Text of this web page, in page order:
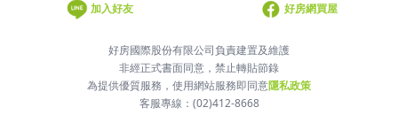
加入好友 好房網買屋
好房國際股份有限公司負責建置及維護
非經正式書面同意，禁止轉貼節錄
為提供優質服務，使用網站服務即同意隱私政策
客服專線：(02)412-8668